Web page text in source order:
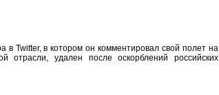
Twitter, в котором он комментировал свой полет на
отрасли, удален после оскорблений российских